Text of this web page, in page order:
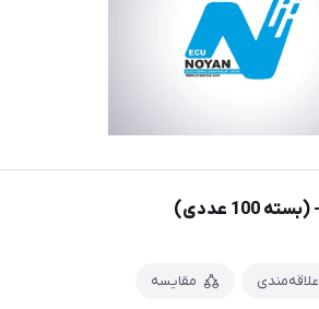
علاقه‌مندی مقایسه